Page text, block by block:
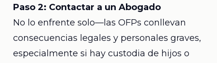
Paso 2: Contactar a un Abogado
No lo enfrente solo—las OFPs conllevan
consecuencias legales y personales graves,
especialmente si hay custodia de hijos o